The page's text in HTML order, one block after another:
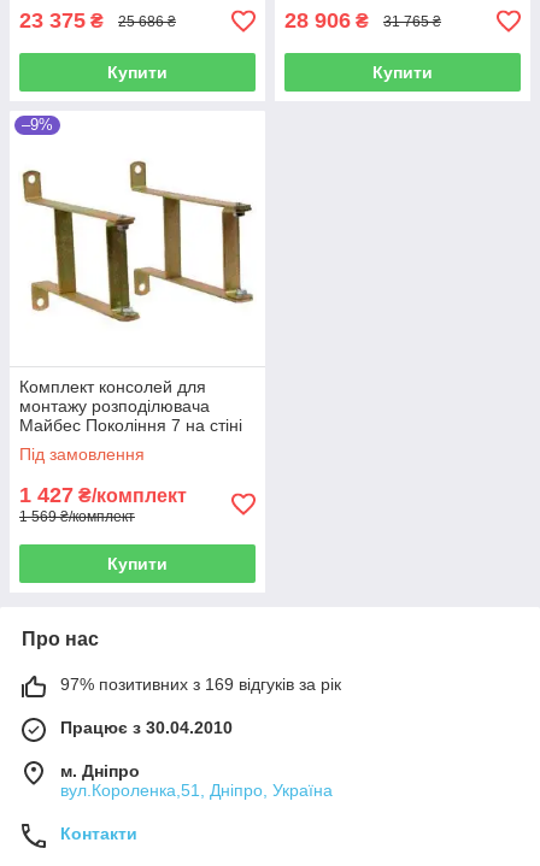
23 375 ₴ 25 686 ₴
Купити
28 906 ₴ 31 765 ₴
Купити
–9%
Комплект консолей для
монтажу розподілювача
Майбес Покоління 7 на стіні
Під замовлення
1 427 ₴/комплект
1 569 ₴/комплект
Купити
Про нас
97% позитивних з 169 відгуків за рік
Працює з 30.04.2010
м. Дніпро
вул.Короленка,51, Дніпро, Україна
Контакти